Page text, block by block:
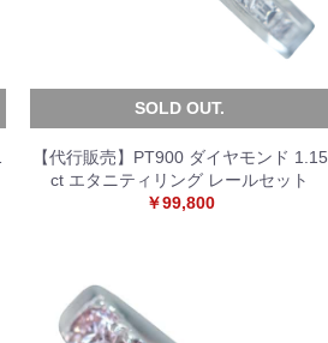
SOLD OUT.
【代行販売】PT900 ダイヤモンド 1.15
ct エタニティリング レールセット
￥99,800